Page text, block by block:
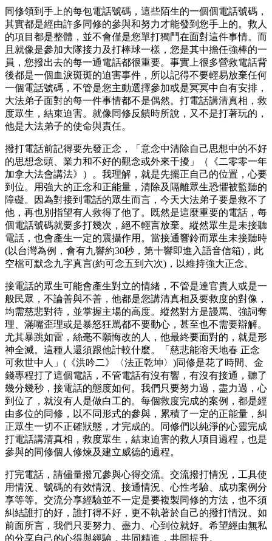
同修領到手上的每包電話號碼，這些陌生的一個個電話號碼，
其實都是經由許多同修的參與和努力才能發到您手上的。救人
的項目都是整體，並不會僅是您單打獨鬥在面對這件事情。而
且就像是參加大隊接力及打棒球一樣，您是其中擔任強棒的一
員，您撥出去的每一通電話都很重要。事實上很多營救電話背
後都是一個血淚斑斑的迫害事件，所以記得不要輕易放棄任何
一個電話號碼，不管是您主動選擇參加或是冥冥中自有安排，
大法弟子面對的每一件事情都不是偶然。打電話講清真相，救
度眾生，結束迫害。就像同修反饋時所說，又不是打著玩的，
他是大法弟子的使命與責任。
撥打電話前記得要先發正念，「意念中清除自己思想中的不好
的思想念頭、業力和不好的觀念或外來干擾」（《二零零一年
加拿大法會講法》）。我理解，就是先擺正自己的位置，心要
到位。用強大的正念和正能量，清除及隔離眾生恐懼被監聽的
障礙。因為對接到電話的眾生而言，今天大法弟子要是救不了
他，再也別指望有人救得了他了。既然是這麼重要的電話，每
個電話號碼就要多打幾次，絕不輕言放棄。縱然眾生是未接聽
電話，也會產生一定的震攝作用。當接通響鈴而眾生未接聽時
(以台灣為例，會有九響約30秒，第十響即進入語音信箱)，此
空檔可默念九字真言(約可念五到六次)，以維持強大正念。
接電話的眾生可能會產生對立的情緒，不管是達官貴人或是一
般民眾，不論善與不善，他都是您講清真相及要救度的對像，
均需慈悲對待，並掌握主場的高度。縱然對方是謾罵、強詞奪
理、滿嘴歪理或是暴怒狂罵都不要動心，甚至也不需要辯解。
尤其暴跳如雷，絲毫不願悔改的人，他最終要面對的，就是形
神全滅。這種人還須跟他計較什麼。「慈悲能溶天地春 正念
可救世中人」(《洪吟二》〈法正乾坤〉)同修是花了時間、金
錢專程打了這個電話，不管電話有沒有響，有沒有接通，聽了
幾分幾秒，接電話的態度如何。我們只要努力過，盡力過，心
到位了，就沒有人是做白工的。每個救度完成的案例，都是經
由多位的同修，以不同形式的參與，累積了一定的正能量，糾
正眾生一切不正確狀態，才完成的。同修們以純淨的心靈完成
打電話講清真相，救度眾生，結束迫害的救人項目過程，也是
參與的同修個人修煉及建立威德的過程。
打完電話，請儘量撥冗參與心得交流。交流撥打情況，工具使
用情況、號碼的有效情況、接通情況、心性考驗、成功案例分
享等等。交流分享經驗並不一定是要複製同修的方法，也不須
糾結誰打的好，誰打得不好，更不執著於自己的撥打情況。如
前面所言，我們只要努力、盡力、心到位就好。希望經由無私
的分享自己的心得與經驗，共同精進，共同提升。